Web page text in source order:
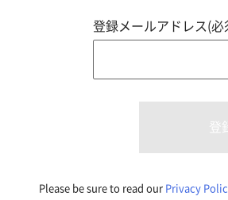
登録メールアドレス(必
Privacy